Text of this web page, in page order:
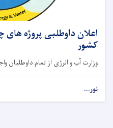
اعلان داوطلبی پروژه
کشور
وزارت آب و انرژی از تمام داوطلبان
نور...